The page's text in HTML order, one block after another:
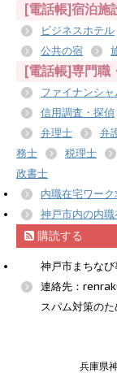
[電話帳]宿泊施
ビジネスホテル
公共の宿
[電話帳]専門職
ファイナンシ
信用調査・探偵
弁理士
弁
務士
税理士
政書士
内職在宅ワー
神戸市内の内
購読する
神戸市まちなび
連絡先：
スパム対策の
兵庫県